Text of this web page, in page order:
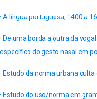
· A língua portuguesa, 1400 a
· De uma borda a outra da
específico do gesto nasal em
· Estudo da norma urbana
· Estudo do uso/norma em